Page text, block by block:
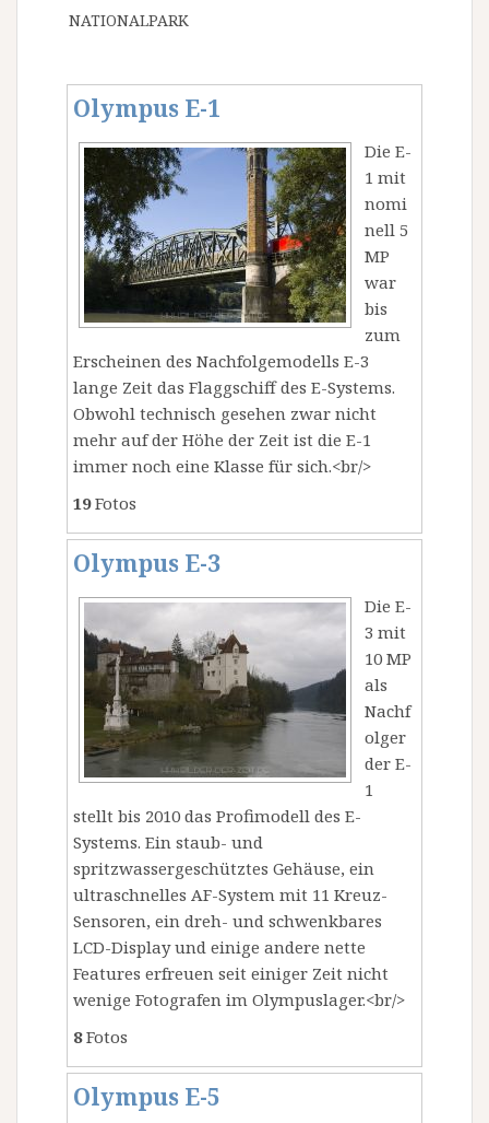
NATIONALPARK
Olympus E-1
Die E-
1 mit
nomi
nell 5
MP
war
bis
zum
Erscheinen des Nachfolgemodells E-3
lange Zeit das Flaggschiff des E-Systems.
Obwohl technisch gesehen zwar nicht
mehr auf der Höhe der Zeit ist die E-1
immer noch eine Klasse für sich.<br/>
19Fotos
Olympus E-3
Die E-
3 mit
10 MP
als
Nachf
olger
der E-
1
stellt bis 2010 das Profimodell des E-
Systems. Ein staub- und
spritzwassergeschütztes Gehäuse, ein
ultraschnelles AF-System mit 11 Kreuz-
Sensoren, ein dreh- und schwenkbares
LCD-Display und einige andere nette
Features erfreuen seit einiger Zeit nicht
wenige Fotografen im Olympuslager.<br/>
8Fotos
Olympus E-5